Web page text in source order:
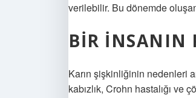
verilebilir. Bu dönemde
BIR INSANIN
Karın şişkinliğinin nedenleri
kabızlık, Crohn hastalığı ve